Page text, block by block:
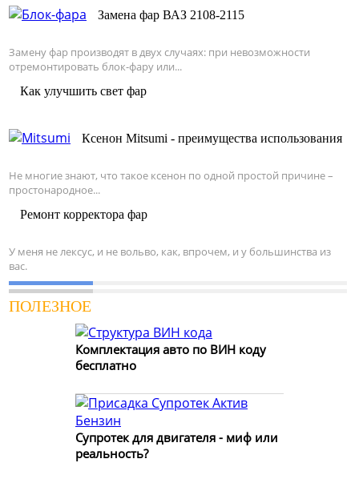
Замена фар ВАЗ 2108-2115
Замену фар производят в двух случаях: при невозможности
отремонтировать блок-фару или...
Как улучшить свет фар
Ксенон Mitsumi - преимущества использования
Не многие знают, что такое ксенон по одной простой причине –
простонародное...
Ремонт корректора фар
У меня не лексус, и не вольво, как, впрочем, и у большинства из
вас.
ПОЛЕЗНОЕ
Комплектация авто по ВИН коду
бесплатно
Супротек для двигателя - миф или
реальность?